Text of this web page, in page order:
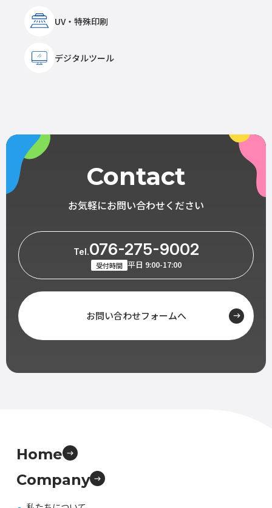
UV・特殊印刷
デジタルツール
Contact
お気軽にお問い合わせください
Tel.076-275-9002
受付時間 平日 9:00-17:00
お問い合わせフォームへ
Home
Company